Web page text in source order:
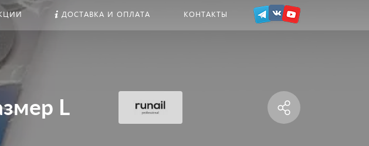
ДОСТАВКА И ОПЛАТА КОНТАКТЫ
L